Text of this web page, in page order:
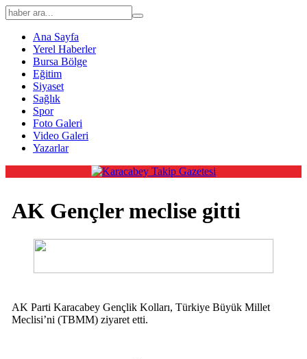
Ana Sayfa
Yerel Haberler
Bursa Bölge
Eğitim
Siyaset
Sağlık
Spor
Foto Galeri
Video Galeri
Yazarlar
AK Gençler meclise gitti
AK Parti Karacabey Gençlik Kolları, Türkiye Büyük Millet
Meclisi’ni (TBMM) ziyaret etti.